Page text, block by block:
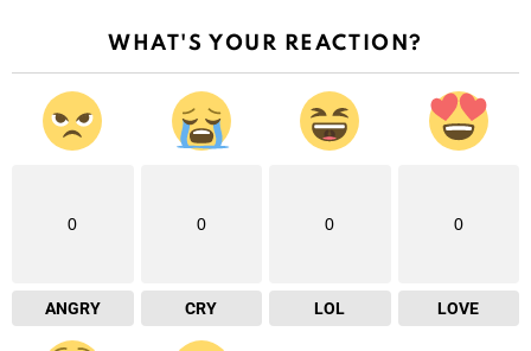
WHAT'S YOUR REACTION?
0
ANGRY
0
CRY
0
LOL
0
LOVE